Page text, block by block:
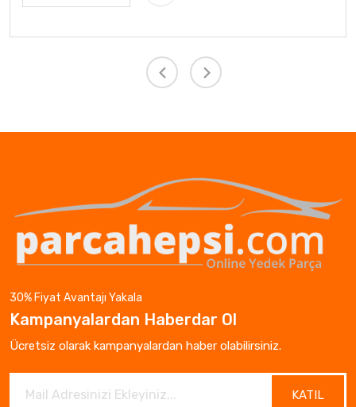
30% Fiyat Avantajı Yakala
Kampanyalardan Haberdar Ol
Ücretsiz olarak kampanyalardan haber olabilirsiniz.
KATIL